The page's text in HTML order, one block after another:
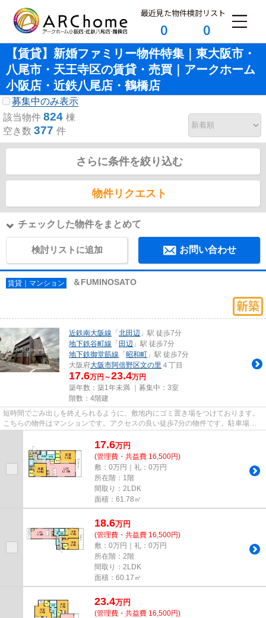
最近見た物件
0
検討リスト
0
【賃貸】新婚ファミリー物件特集｜東大阪市・
八尾市・天王寺区の賃貸・売買｜アークホーム
小阪店・近鉄八尾店・鶴橋店
募集中のみ表示
該当物件 824 棟
空き数 377 件
さらに条件を絞り込む
物件リクエスト
チェックした物件をまとめて
検討リストに追加 お問い合わせ
賃貸｜マンション ＆FUMINOSATO
近鉄南大阪線 「北田辺 」駅 徒歩7分
地下鉄谷町線 「田辺 」駅 徒歩7分
地下鉄御堂筋線 「昭和町 」駅 徒歩7分
大阪府大阪市阿倍野区文の里 ４丁目
17.6万円～23.4万円
築年数：築1年未満 ｜募集中： 3室
階数：4階建
短時間でごみ出しを終えられるように、敷地内にゴミ置き場をつけております。
こちらの物件はマンションです。アクセスの良い徒歩7分の物件です。駐車場ま
での距離は100mです。当社スタ...
17.6万円
(管理費・共益費 16,500円)
敷：0万円｜礼：0万円
所在階：1階
間取り：2LDK
面積：61.78㎡
18.6万円
(管理費・共益費 16,500円)
敷：0万円｜礼：0万円
所在階：2階
間取り：2LDK
面積：60.17㎡
23.4万円
(管理費・共益費 16,500円)